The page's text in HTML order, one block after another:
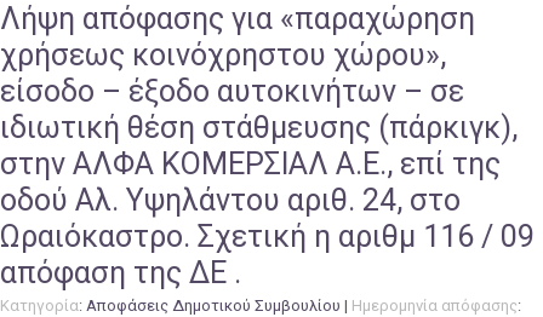
Λήψη απόφασης για «παραχώρηση
χρήσεως κοινόχρηστου χώρου»,
είσοδο – έξοδο αυτοκινήτων – σε
ιδιωτική θέση στάθμευσης (πάρκιγκ),
στην ΑΛΦΑ ΚΟΜΕΡΣΙΑΛ Α.Ε., επί της
οδού Αλ. Υψηλάντου αριθ. 24, στο
Ωραιόκαστρο. Σχετική η αριθμ 116 / 09
απόφαση της ΔΕ .
Κατηγορία: Αποφάσεις Δημοτικού Συμβουλίου | Ημερομηνία απόφασης: